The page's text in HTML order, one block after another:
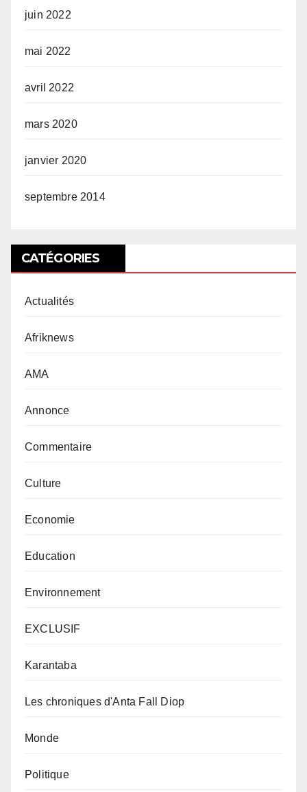
juin 2022
mai 2022
avril 2022
mars 2020
janvier 2020
septembre 2014
CATÉGORIES
Actualités
Afriknews
AMA
Annonce
Commentaire
Culture
Economie
Education
Environnement
EXCLUSIF
Karantaba
Les chroniques d'Anta Fall Diop
Monde
Politique